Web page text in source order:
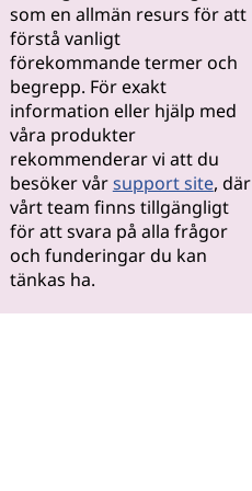
som en allmän resurs för att
förstå vanligt
förekommande termer och
begrepp. För exakt
information eller hjälp med
våra produkter
rekommenderar vi att du
besöker vårsupport site, där
vårt team finns tillgängligt
för att svara på alla frågor
och funderingar du kan
tänkas ha.